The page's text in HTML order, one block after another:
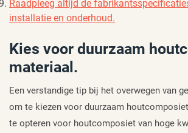
Raadpleeg altijd de
installatie en onderhoud.
Kies voor duurzaam
materiaal.
Een verstandige tip bij het overwegen van
om te kiezen voor duurzaam
te opteren voor houtcomposiet van hoge